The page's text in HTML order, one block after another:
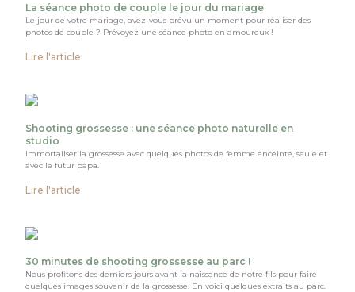
La séance photo de couple le jour du mariage
Le jour de votre mariage, avez-vous prévu un moment pour réaliser des
photos de couple ? Prévoyez une séance photo en amoureux !
Lire l'article
Shooting grossesse : une séance photo naturelle en
studio
Immortaliser la grossesse avec quelques photos de femme enceinte, seule et
avec le futur papa.
Lire l'article
30 minutes de shooting grossesse au parc !
Nous profitons des derniers jours avant la naissance de notre fils pour faire
quelques images souvenir de la grossesse. En voici quelques extraits au parc.